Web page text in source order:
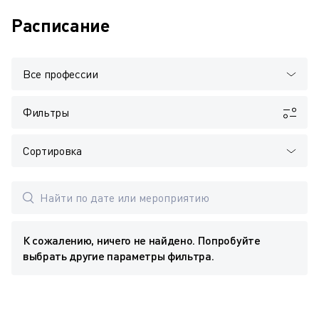
Расписание
Все профессии
Фильтры
Сортировка
К сожалению, ничего не найдено. Попробуйте
выбрать другие параметры фильтра.